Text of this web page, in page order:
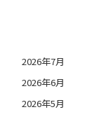
2026年7月
2026年6月
2026年5月